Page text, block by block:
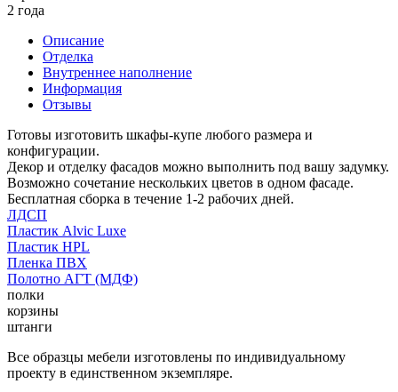
2 года
Описание
Отделка
Внутреннее наполнение
Информация
Отзывы
Готовы изготовить шкафы-купе любого размера и
конфигурации.
Декор и отделку фасадов можно выполнить под вашу задумку.
Возможно сочетание нескольких цветов в одном фасаде.
Бесплатная сборка в течение 1-2 рабочих дней.
ЛДСП
Пластик Alvic Luxe
Пластик HPL
Пленка ПВХ
Полотно АГТ (МДФ)
полки
корзины
штанги
Все образцы мебели изготовлены по индивидуальному
проекту в единственном экземпляре.